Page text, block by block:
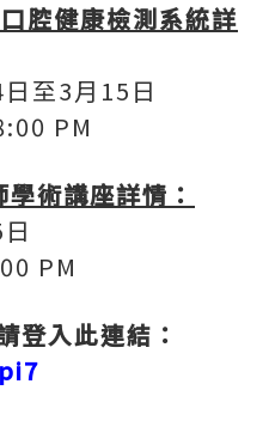
口腔健康檢測系統詳
至3月15日
PM
術講座詳情：
PM
登入此連結：